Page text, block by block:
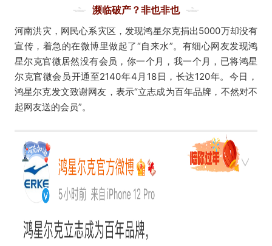
濒临破产？非也非也
河南洪灾，网民心系灾区，发现鸿星尔克捐出5000万却没有
宣传，着急的在微博里做起了“自来水”。 有细心网友发现鸿
星尔克官微居然没有会员，你一个月，我一个月，已将鸿星
尔克官微会员开通至2140年4月18日，长达120年。 今日，
鸿星尔克发文致谢网友，表示“立志成为百年品牌，不然对不
起网友送的会员”。